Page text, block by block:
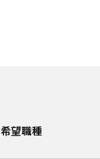
希望職種